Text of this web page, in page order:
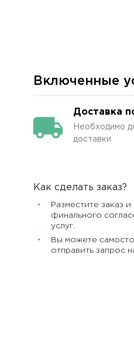
Включенные
Доставка
Необходимо
доставки
Как сделать заказ?
Разместите заказ
финального
услуг.
Вы можете
отправить запрос